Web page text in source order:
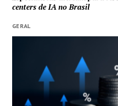
centers de IA no Brasil
GERAL